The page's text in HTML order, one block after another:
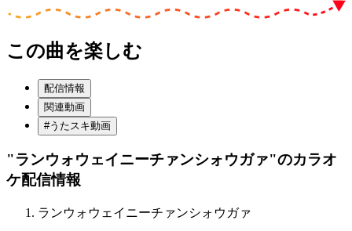
この曲を楽しむ
配信情報
関連動画
#うたスキ動画
"ランウォウェイニーチァンシォウガァ"のカラオ
ケ配信情報
ランウォウェイニーチァンシォウガァ